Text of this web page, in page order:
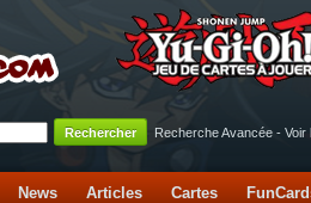
Recherche Avancée - Voir
News Articles Cartes